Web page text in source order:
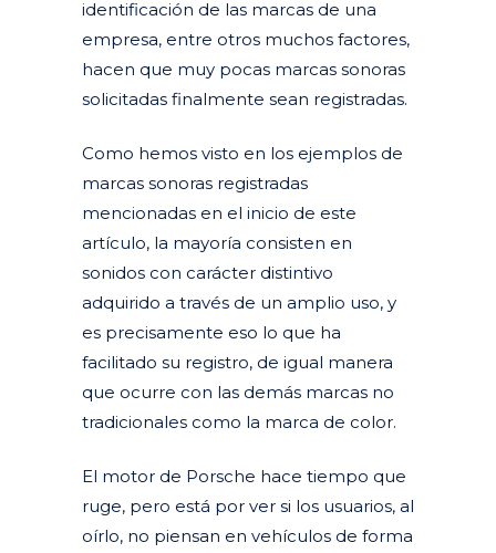
identificación de las marcas de una
empresa, entre otros muchos factores,
hacen que muy pocas marcas sonoras
solicitadas finalmente sean registradas.
Como hemos visto en los ejemplos de
marcas sonoras registradas
mencionadas en el inicio de este
artículo, la mayoría consisten en
sonidos con carácter distintivo
adquirido a través de un amplio uso, y
es precisamente eso lo que ha
facilitado su registro, de igual manera
que ocurre con las demás marcas no
tradicionales como la marca de color.
El motor de Porsche hace tiempo que
ruge, pero está por ver si los usuarios, al
oírlo, no piensan en vehículos de forma